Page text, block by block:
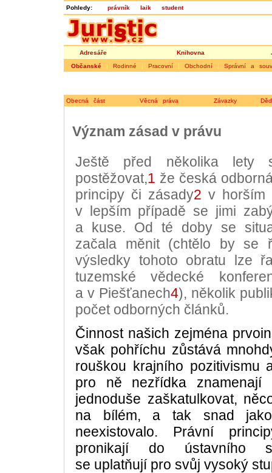
Pohledy: právník laik student
Adresáře Knihovna
Občanské | Rodinné | Pracovní | Obchodní | Správní a
Obecná část Věcná práva Závazky
Význam zásad v právu
Ještě před několika lety
postěžovat,1 že česká
principy či zásady2 v horším
v lepším případě se jimi
a kuse. Od té doby se
začala měnit (chtělo by se
výsledky tohoto obratu lze
tuzemské vědecké
a v Piešťanech4), několik
počet odborných článků.
Činnost našich zejména
však pohříchu zůstává
rouškou krajního pozitivismu
pro ně nezřídka znamenají
jednoduše zaškatulkovat,
na bílém, a tak snad
neexistovalo. Právní
pronikají do ústavního
se uplatňují pro svůj vysoký